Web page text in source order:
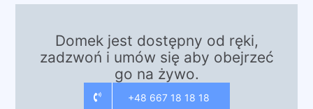
Domek jest dostępny od ręki,
zadzwoń i umów się aby obejrzeć
go na żywo.
+48 667 18 18 18